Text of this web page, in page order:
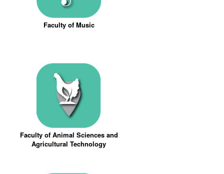
Faculty of Music
Faculty of Animal Sciences and
Agricultural Technology